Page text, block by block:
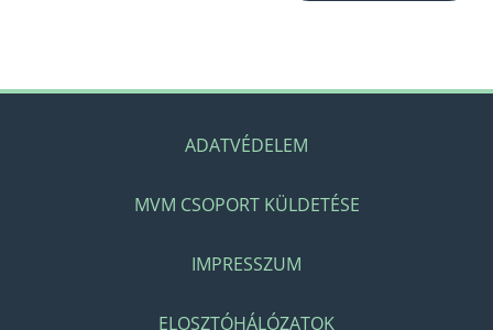
ADATVÉDELEM
MVM CSOPORT KÜLDETÉSE
IMPRESSZUM
ELOSZTÓHÁLÓZATOK